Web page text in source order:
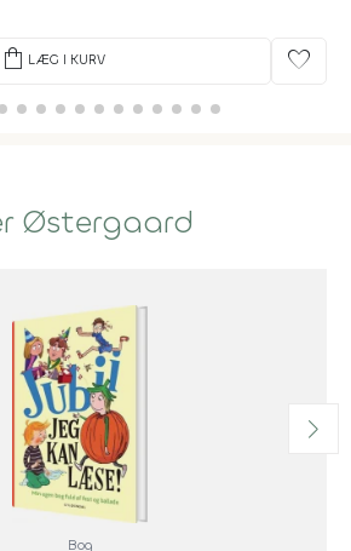
shopping_bag LÆG I KURV favorite
Østergaard
Bog